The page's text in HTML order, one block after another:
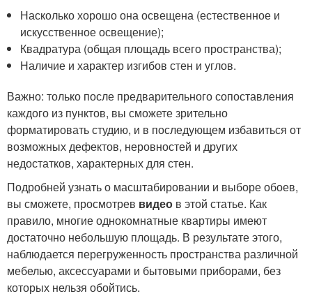
Насколько хорошо она освещена (естественное и
искусственное освещение);
Квадратура (общая площадь всего пространства);
Наличие и характер изгибов стен и углов.
Важно: только после предварительного сопоставления
каждого из пунктов, вы сможете зрительно
форматировать студию, и в последующем избавиться от
возможных дефектов, неровностей и других
недостатков, характерных для стен.
Подробней узнать о масштабировании и выборе обоев,
вы сможете, просмотрев видео в этой статье. Как
правило, многие однокомнатные квартиры имеют
достаточно небольшую площадь. В результате этого,
наблюдается перегруженность пространства различной
мебелью, аксессуарами и бытовыми приборами, без
которых нельзя обойтись.